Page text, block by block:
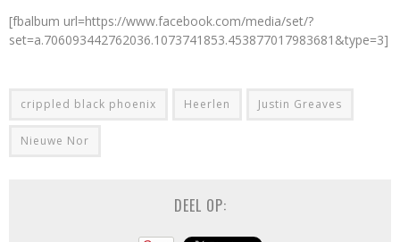
[fbalbum url=https://www.facebook.com/media/set/?
set=a.706093442762036.1073741853.453877017983681&type=3]
crippled black phoenix Heerlen Justin Greaves
Nieuwe Nor
DEEL OP: